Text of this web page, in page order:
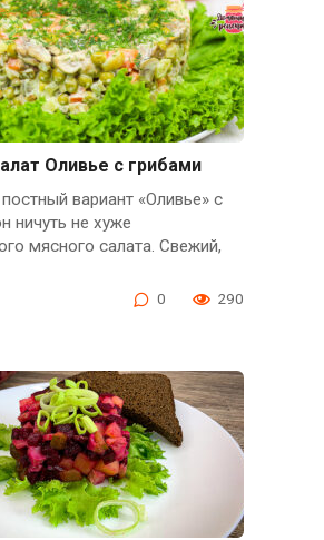
Оливье с грибами
вариант «Оливье» с
ничуть не хуже
мясного салата. Свежий,
0 290